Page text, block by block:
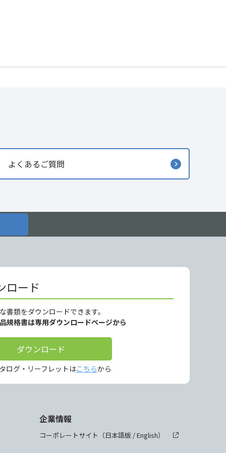
よくあるご質問
ロード
書類をダウンロードできます。
規格書は専用ダウンロードページから
ダウンロード
ログ・リーフレットはこちらから
企業情報
コーポレートサイト（日本語版 /English）